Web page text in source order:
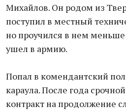
Михайлов. Он родом из
поступил в местный
но проучился в нем меньше
ушел в армию.
Попал в комендантский
караула. После года
контракт на продолжение